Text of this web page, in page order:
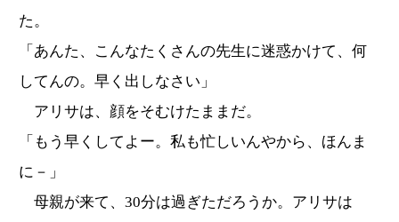
た。
「あんた、こんなたくさんの先生に迷惑かけて、何
してんの。早く出しなさい」
アリサは、顔をそむけたままだ。
「もう早くしてよー。私も忙しいんやから、ほんま
に－」
母親が来て、30分は過ぎただろうか。アリサは